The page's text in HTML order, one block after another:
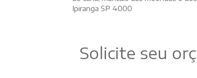
Ipiranga SP 4000
Solicite seu